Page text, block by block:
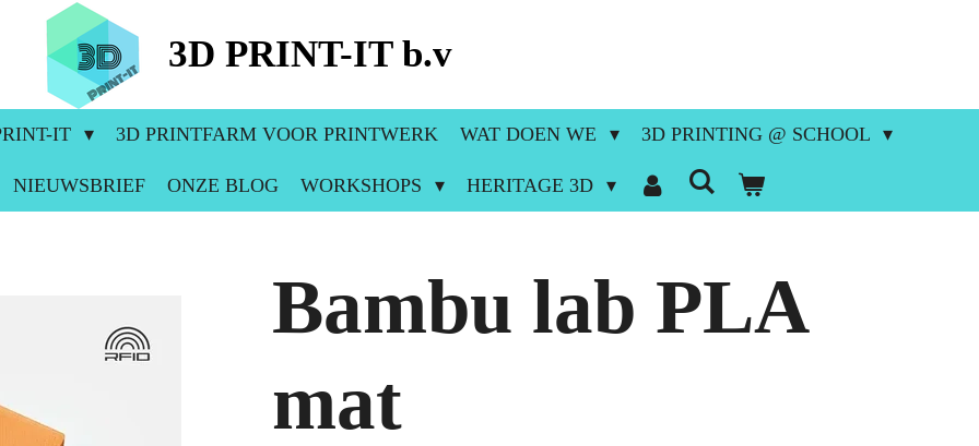
3D PRINT-IT b.v
IT 3D PRINTFARM VOOR PRINTWERK WAT DOEN WE 3D PRINTING @ SCHOOL
NIEUWSBRIEF ONZE BLOG WORKSHOPS HERITAGE 3D
Bambu lab PLA
mat